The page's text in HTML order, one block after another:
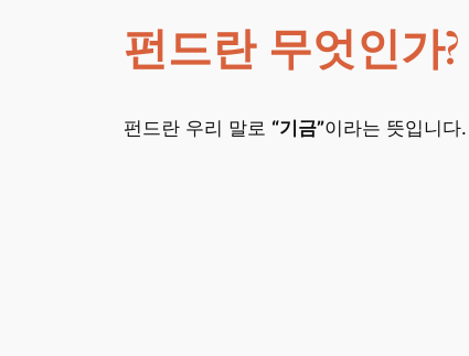
펀드란 무엇인가?
펀드란 우리 말로 “기금”이라는 뜻입니다.